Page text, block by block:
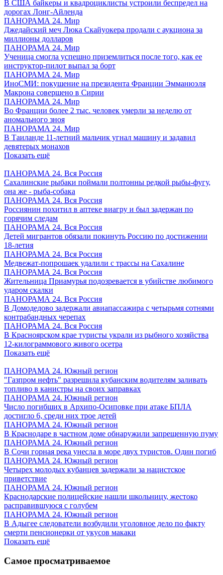
В США байкеры и квадроциклисты устроили беспредел на
дорогах Лонг-Айленда
ПАНОРАМА 24. Мир
Джедайский меч Люка Скайуокера продали с аукциона за
миллионы долларов
ПАНОРАМА 24. Мир
Ученица смогла успешно приземлиться после того, как ее
инструктор-пилот выпал за борт
ПАНОРАМА 24. Мир
ИноСМИ: покушение на президента Франции Эмманюэля
Макрона совершено в Сирии
ПАНОРАМА 24. Мир
Во Франции более 2 тыс. человек умерли за неделю от
аномального зноя
ПАНОРАМА 24. Мир
В Таиланде 11-летний мальчик угнал машину и задавил
девятерых монахов
Показать ещё
ПАНОРАМА 24. Вся Россия
Сахалинские рыбаки поймали полтонны редкой рыбы-фугу,
она же - рыба-собака
ПАНОРАМА 24. Вся Россия
Россиянин похитил в аптеке виагру и был задержан по
горячим следам
ПАНОРАМА 24. Вся Россия
Детей мигрантов обязали покинуть Россию по достижении
18-летия
ПАНОРАМА 24. Вся Россия
Медвежат-попрошаек удалили с трассы на Сахалине
ПАНОРАМА 24. Вся Россия
Жительница Приамурья подозревается в убийстве любимого
ударом скалки
ПАНОРАМА 24. Вся Россия
В Домодедово задержали авиапассажира с четырьмя сотнями
контрабандных черепах
ПАНОРАМА 24. Вся Россия
В Красноярском крае туристы украли из рыбного хозяйства
12-килограммового живого осетра
Показать ещё
ПАНОРАМА 24. Южный регион
"Газпром нефть" разрешила кубанским водителям заливать
топливо в канистры на своих заправках
ПАНОРАМА 24. Южный регион
Число погибших в Архипо-Осиповке при атаке БПЛА
достигло 6, среди них трое детей
ПАНОРАМА 24. Южный регион
В Краснодаре в частном доме обнаружили запрещенную пуму
ПАНОРАМА 24. Южный регион
В Сочи горная река унесла в море двух туристов. Один погиб
ПАНОРАМА 24. Южный регион
Четырех молодых кубанцев задержали за нацистское
приветствие
ПАНОРАМА 24. Южный регион
Краснодарские полицейские нашли школьницу, жестоко
расправившуюся с голубем
ПАНОРАМА 24. Южный регион
В Адыгее следователи возбудили уголовное дело по факту
смерти пенсионерки от укусов макаки
Показать ещё
Самое просматриваемое